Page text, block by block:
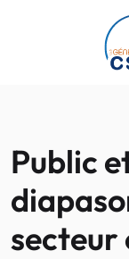
Passer au contenu
Public
secteur